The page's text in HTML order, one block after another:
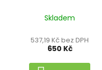
Skladem
537,19 Kč bez DPH
650 Kč